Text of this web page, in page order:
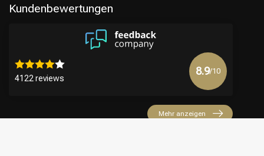
Kundenbewertungen
4122 reviews
8.9/10
Mehr anzeigen